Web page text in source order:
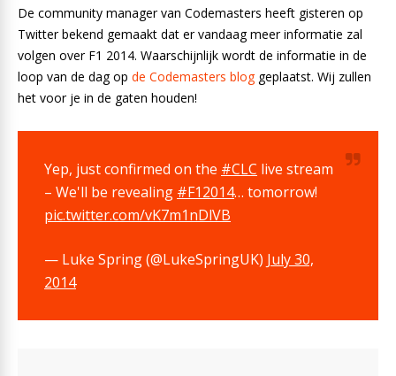
De community manager van Codemasters heeft gisteren op
Twitter bekend gemaakt dat er vandaag meer informatie zal
volgen over F1 2014. Waarschijnlijk wordt de informatie in de
loop van de dag op de Codemasters bloggeplaatst. Wij zullen
het voor je in de gaten houden!
Yep, just confirmed on the #CLC live stream
– We'll be revealing #F12014… tomorrow!
pic.twitter.com/vK7m1nDlVB
— Luke Spring (@LukeSpringUK) July 30,
2014